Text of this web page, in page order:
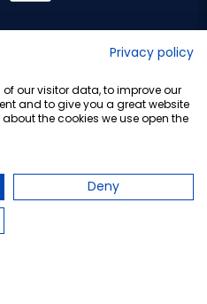
Privacy policy
our visitor data, to improve our
and to give you a great website
the cookies we use open the
Deny